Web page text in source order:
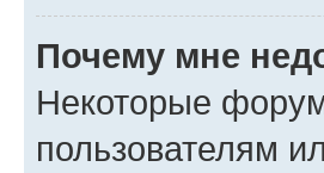
Почему мне
Некоторые
пользователям